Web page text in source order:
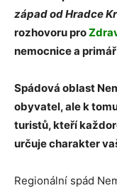
západ od Hradce
rozhovoru pro
nemocnice a
Spádová oblast
obyvatel, ale k
turistů, kteří
určuje charakter
Regionální spád